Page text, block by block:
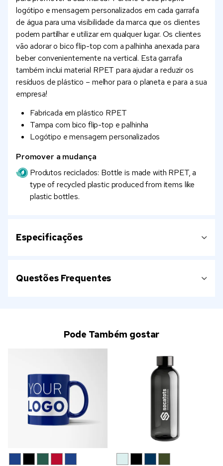
logótipo e mensagem personalizados em cada garrafa
de água para uma visibilidade da marca que os clientes
podem partilhar e utilizar em qualquer lugar. Os clientes
vão adorar o bico flip-top com a palhinha anexada para
beber convenientemente na vertical. Esta garrafa
também inclui material RPET para ajudar a reduzir os
resíduos de plástico – melhor para o planeta e para a sua
empresa!
Fabricada em plástico RPET
Tampa com bico flip-top e palhinha
Logótipo e mensagem personalizados
Promover a mudança
Produtos reciclados: Bottle is made with RPET, a
type of recycled plastic produced from items like
plastic bottles.
Especificações
Questões Frequentes
Pode Também gostar